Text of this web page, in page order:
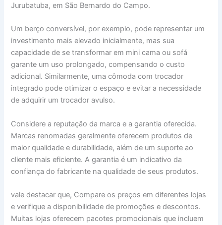
Jurubatuba, em São Bernardo do Campo.
Um berço conversível, por exemplo, pode representar um
investimento mais elevado inicialmente, mas sua
capacidade de se transformar em mini cama ou sofá
garante um uso prolongado, compensando o custo
adicional. Similarmente, uma cômoda com trocador
integrado pode otimizar o espaço e evitar a necessidade
de adquirir um trocador avulso.
Considere a reputação da marca e a garantia oferecida.
Marcas renomadas geralmente oferecem produtos de
maior qualidade e durabilidade, além de um suporte ao
cliente mais eficiente. A garantia é um indicativo da
confiança do fabricante na qualidade de seus produtos.
vale destacar que, Compare os preços em diferentes lojas
e verifique a disponibilidade de promoções e descontos.
Muitas lojas oferecem pacotes promocionais que incluem